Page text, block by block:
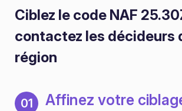
Ciblez le code NAF
contactez les décideurs
région
01 Affinez votre